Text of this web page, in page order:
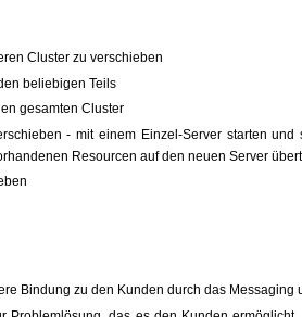
Cluster zu verschieben
beliebigen Teils
gesamten Cluster
- mit einem Einzel-Server starten
Resourcen auf den neuen Server
Bindung zu den Kunden durch das Messaging